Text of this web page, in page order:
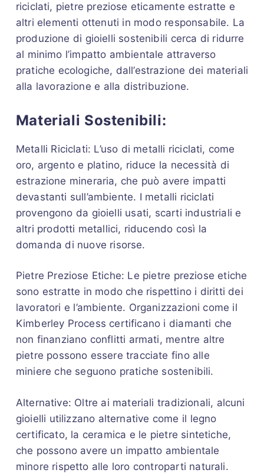
riciclati, pietre preziose eticamente estratte e
altri elementi ottenuti in modo responsabile. La
produzione di gioielli sostenibili cerca di ridurre
al minimo l’impatto ambientale attraverso
pratiche ecologiche, dall’estrazione dei materiali
alla lavorazione e alla distribuzione.
Materiali Sostenibili:
Metalli Riciclati: L’uso di metalli riciclati, come
oro, argento e platino, riduce la necessità di
estrazione mineraria, che può avere impatti
devastanti sull’ambiente. I metalli riciclati
provengono da gioielli usati, scarti industriali e
altri prodotti metallici, riducendo così la
domanda di nuove risorse.
Pietre Preziose Etiche: Le pietre preziose etiche
sono estratte in modo che rispettino i diritti dei
lavoratori e l’ambiente. Organizzazioni come il
Kimberley Process certificano i diamanti che
non finanziano conflitti armati, mentre altre
pietre possono essere tracciate fino alle
miniere che seguono pratiche sostenibili.
Alternative: Oltre ai materiali tradizionali, alcuni
gioielli utilizzano alternative come il legno
certificato, la ceramica e le pietre sintetiche,
che possono avere un impatto ambientale
minore rispetto alle loro controparti naturali.